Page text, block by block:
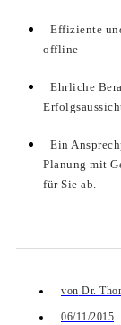
Effiziente
offline
Ehrliche
Ein
Planung mit
für Sie ab.
von Dr.
06/11/2015